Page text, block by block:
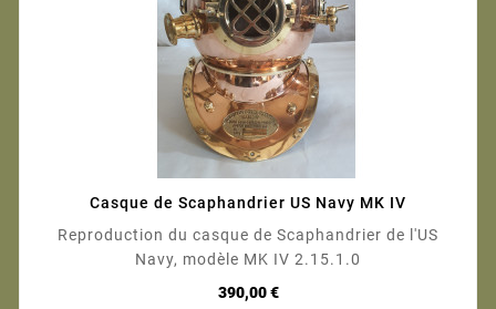
Casque de Scaphandrier US Navy MK IV
Reproduction du casque de Scaphandrier de l'US
Navy, modèle MK IV 2.15.1.0
390,00 €Prix